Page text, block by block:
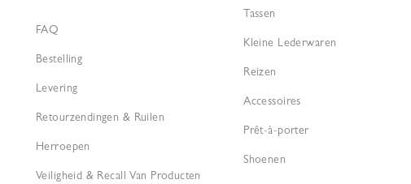
FAQ
Bestelling
Levering
Retourzendingen & Ruilen
Herroepen
Veiligheid & Recall Van Producten
Tassen
Kleine Lederwaren
Reizen
Accessoires
Prêt-à-porter
Shoenen